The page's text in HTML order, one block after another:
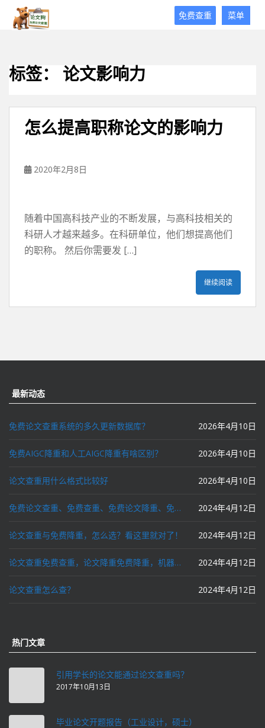
菜单
免费查重
标签： 论文影响力
怎么提高职称论文的影响力
2020年2月8日
随着中国高科技产业的不断发展，与高科技相关的
科研人才越来越多。在科研单位，他们想提高他们
的职称。 然后你需要发 […]
继续阅读
最新动态
免费论文查重系统的多久更新数据库？ 2026年4月10日
免费AIGC降重和人工AIGC降重有啥区别？ 2026年4月10日
论文查重用什么格式比较好 2026年4月10日
免费论文查重、免费查重、免费论文降重、免费降重、智能降重、一键降重、降低AIGC写作率、AI写论文，这些名词你了解吗？ 2024年4月12日
论文查重与免费降重，怎么选？看这里就对了！ 2024年4月12日
论文查重免费查重，论文降重免费降重，机器降重，人工降重，降低AIGC写作率，ai写论文，都要选论文狗和paperdog以及文思慧达！ 2024年4月12日
论文查重怎么查？ 2024年4月12日
热门文章
引用学长的论文能通过论文查重吗？
2017年10月13日
毕业论文开题报告（工业设计，硕士）